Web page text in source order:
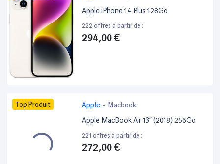
Apple iPhone 14 Plus 128Go
222 offres à partir de :
294,00 €
Top Produit Apple - Macbook
Apple MacBook Air 13” (2018) 256Go
221 offres à partir de :
272,00 €